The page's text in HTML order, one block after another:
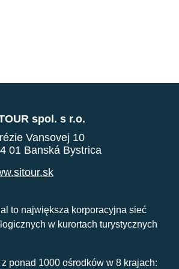
spol. s r.o.
Vansovej 10
01 Banská Bystrica
to największa korporacyjna sieć
w kurortach turystycznych
z ponad 1000 ośrodków w 8 krajach: